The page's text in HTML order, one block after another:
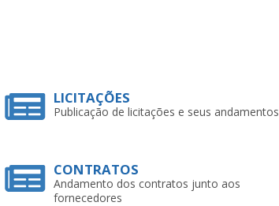
LICITAÇÕES
Publicação de licitações e seus andamentos
CONTRATOS
Andamento dos contratos junto aos
fornecedores